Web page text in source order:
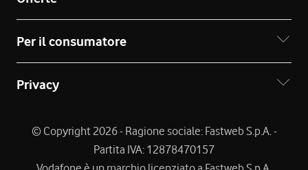
Per il consumatore
Privacy
© Copyright 2026 - Ragione sociale: Fastweb S.p.A. -
Partita IVA: 12878470157